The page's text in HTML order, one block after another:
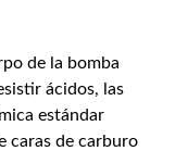
de la bomba
ácidos, las
estándar
caras de carburo